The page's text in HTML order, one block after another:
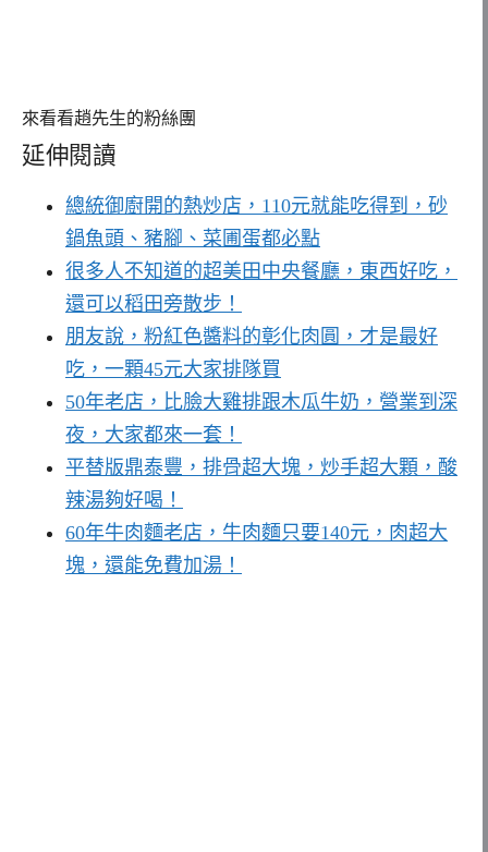
來看看趙先生的粉絲團
延伸閱讀
總統御廚開的熱炒店，110元就能吃得到，砂
鍋魚頭、豬腳、菜圃蛋都必點
很多人不知道的超美田中央餐廳，東西好吃，
還可以稻田旁散步！
朋友說，粉紅色醬料的彰化肉圓，才是最好
吃，一顆45元大家排隊買
50年老店，比臉大雞排跟木瓜牛奶，營業到深
夜，大家都來一套！
平替版鼎泰豐，排骨超大塊，炒手超大顆，酸
辣湯夠好喝！
60年牛肉麵老店，牛肉麵只要140元，肉超大
塊，還能免費加湯！